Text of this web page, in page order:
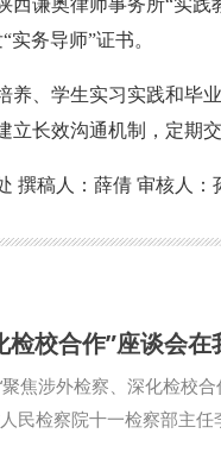
务导师”证书。
养、学生实习实践和毕
立长效沟通机制，定期
撰稿人：薛倩 审核人：
检校合作”座谈会在
焦涉外检察、深化检校
民检察院十一检察部主
察长王蕾等出席会议。